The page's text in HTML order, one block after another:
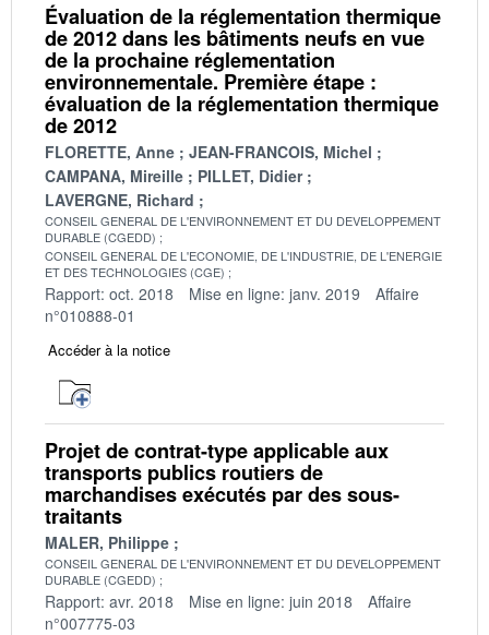
Évaluation de la réglementation thermique
de 2012 dans les bâtiments neufs en vue
de la prochaine réglementation
environnementale. Première étape :
évaluation de la réglementation thermique
de 2012
FLORETTE, Anne
JEAN-FRANCOIS, Michel
CAMPANA, Mireille
PILLET, Didier
LAVERGNE, Richard
CONSEIL GENERAL DE L'ENVIRONNEMENT ET DU DEVELOPPEMENT
DURABLE (CGEDD)
CONSEIL GENERAL DE L'ECONOMIE, DE L'INDUSTRIE, DE L'ENERGIE
ET DES TECHNOLOGIES (CGE)
Rapport: oct. 2018 Mise en ligne: janv. 2019
Affaire
n°010888-01
Accéder à la notice
Projet de contrat-type applicable aux
transports publics routiers de
marchandises exécutés par des sous-
traitants
MALER, Philippe
CONSEIL GENERAL DE L'ENVIRONNEMENT ET DU DEVELOPPEMENT
DURABLE (CGEDD)
Rapport: avr. 2018 Mise en ligne: juin 2018
Affaire
n°007775-03